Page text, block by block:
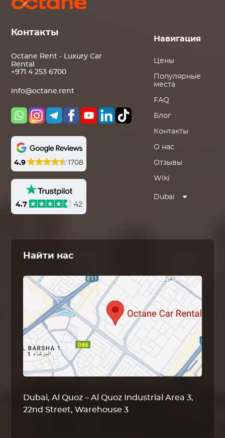
Контакты
Octane Rent - Luxury Car
Rental
+971 4 253 6700
info@octane.rent
4.9 1708
4.7 42
Навигация
Цены
Популярные
места
FAQ
Блог
Контакты
О нас
Отзывы
Wiki
Dubai
Найти нас
Dubai, Al Quoz – Al Quoz Industrial Area 3,
22nd Street, Warehouse 3